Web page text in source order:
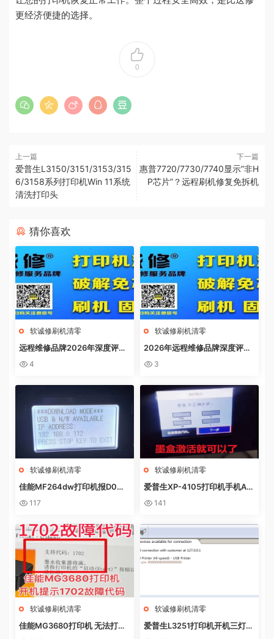
更经济便捷的选择。
0
上一篇
爱普生L3150/3151/3153/315
6/3158系列打印机Win 11系统
清洗打印头
下一篇
惠普7720/7730/7740显示”非H
P芯片”？远程刷机修复免拆机
猜你喜欢
软诚修刷机清零
远程维修品牌2026年深度评
测：软诚修、远城修吧、远城在
4
软诚修刷机清零
2026年远程维修品牌深度评
测：软诚修、远城修吧、远城在
3
软诚修刷机清零
佳能MF264dw打印机报D0W
NL0AD MODE快速解决方法
117
软诚修刷机清零
爱普生XP-4105打印机手机AP
P上点了更新固件之后不识别墨
141
软诚修刷机清零
佳能MG3680打印机 无法打印
软诚修刷机清零
爱普生L3251打印机开机三灯长